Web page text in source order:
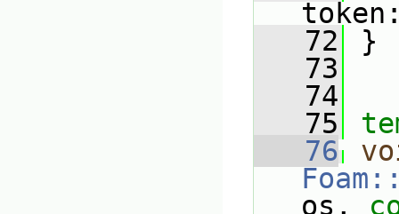
   72
}
   73
   74
   75
   76
os,